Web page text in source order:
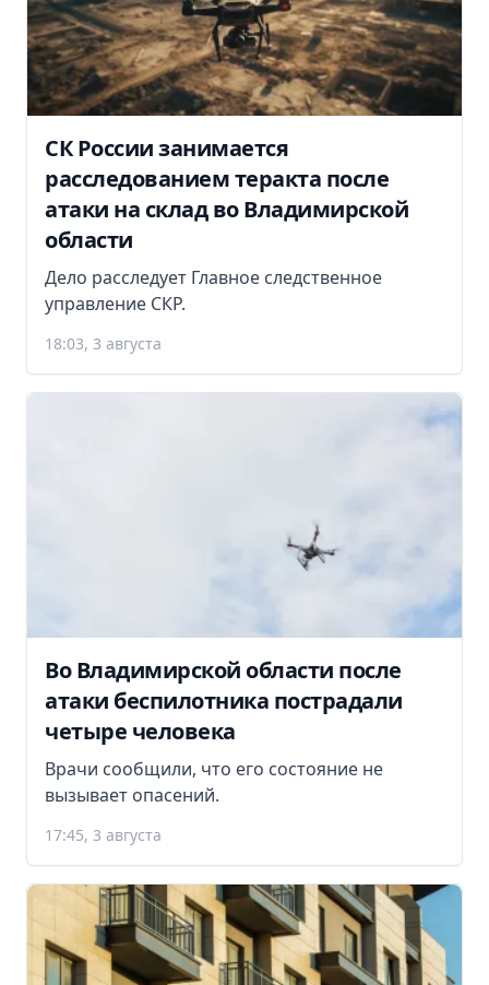
СК России занимается
расследованием теракта после
атаки на склад во Владимирской
области
Дело расследует Главное следственное
управление СКР.
18:03, 3 августа
Во Владимирской области после
атаки беспилотника пострадали
четыре человека
Врачи сообщили, что его состояние не
вызывает опасений.
17:45, 3 августа